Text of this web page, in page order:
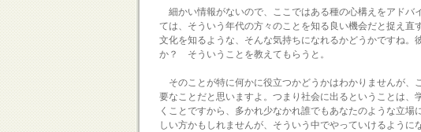
細かい情報がないので、ここではある種の心構えをアドバ
ては、そういう年代の方々のことを知る良い機会だと捉え直
文化を知るような、そんな気持ちになれるかどうかですね
か？ そういうことを教えてもらうと。
そのことが特に何かに役立つかどうかはわかりませんが、
要なことだと思いますよ。つまり社会に出るということは
くことですから、多かれ少なかれ誰でもあなたのような立
しい方かもしれませんが、そういう中でやっていけるよう